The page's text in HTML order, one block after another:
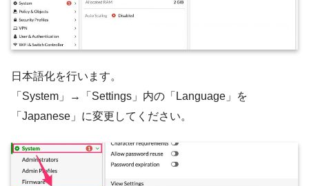
日本語化を行います。
「System」→「Settings」内の「Language」を
「Japanese」に変更してください。